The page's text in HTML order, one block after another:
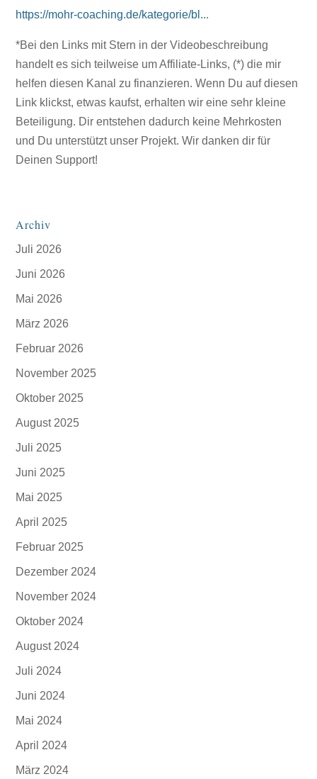
https://mohr-coaching.de/kategorie/bl...
*Bei den Links mit Stern in der Videobeschreibung
handelt es sich teilweise um Affiliate-Links, (*) die mir
helfen diesen Kanal zu finanzieren. Wenn Du auf diesen
Link klickst, etwas kaufst, erhalten wir eine sehr kleine
Beteiligung. Dir entstehen dadurch keine Mehrkosten
und Du unterstützt unser Projekt. Wir danken dir für
Deinen Support!
Archiv
Juli 2026
Juni 2026
Mai 2026
März 2026
Februar 2026
November 2025
Oktober 2025
August 2025
Juli 2025
Juni 2025
Mai 2025
April 2025
Februar 2025
Dezember 2024
November 2024
Oktober 2024
August 2024
Juli 2024
Juni 2024
Mai 2024
April 2024
März 2024